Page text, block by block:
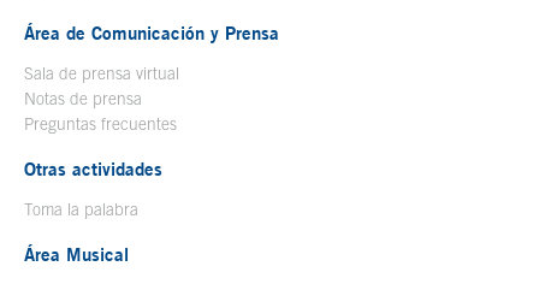
Área de Comunicación y Prensa
Sala de prensa virtual
Notas de prensa
Preguntas frecuentes
Otras actividades
Toma la palabra
Área Musical